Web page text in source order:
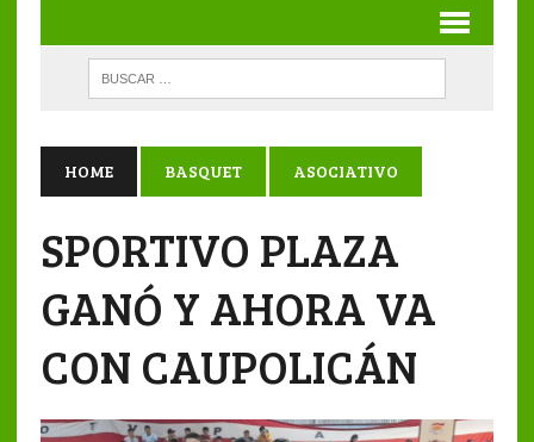
HOME BASQUET ASOCIATIVO
SPORTIVO PLAZA
GANÓ Y AHORA VA
CON CAUPOLICÁN